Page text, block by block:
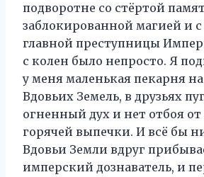
подворотне со стёртой
заблокированной магией и
главной преступницы
с колен было непросто. Я
у меня маленькая пекарня
Вдовьих Земель, в друзьях
огненный дух и нет отбоя
горячей выпечки. И всё бы
Вдовьи Земли вдруг
имперский дознаватель, и